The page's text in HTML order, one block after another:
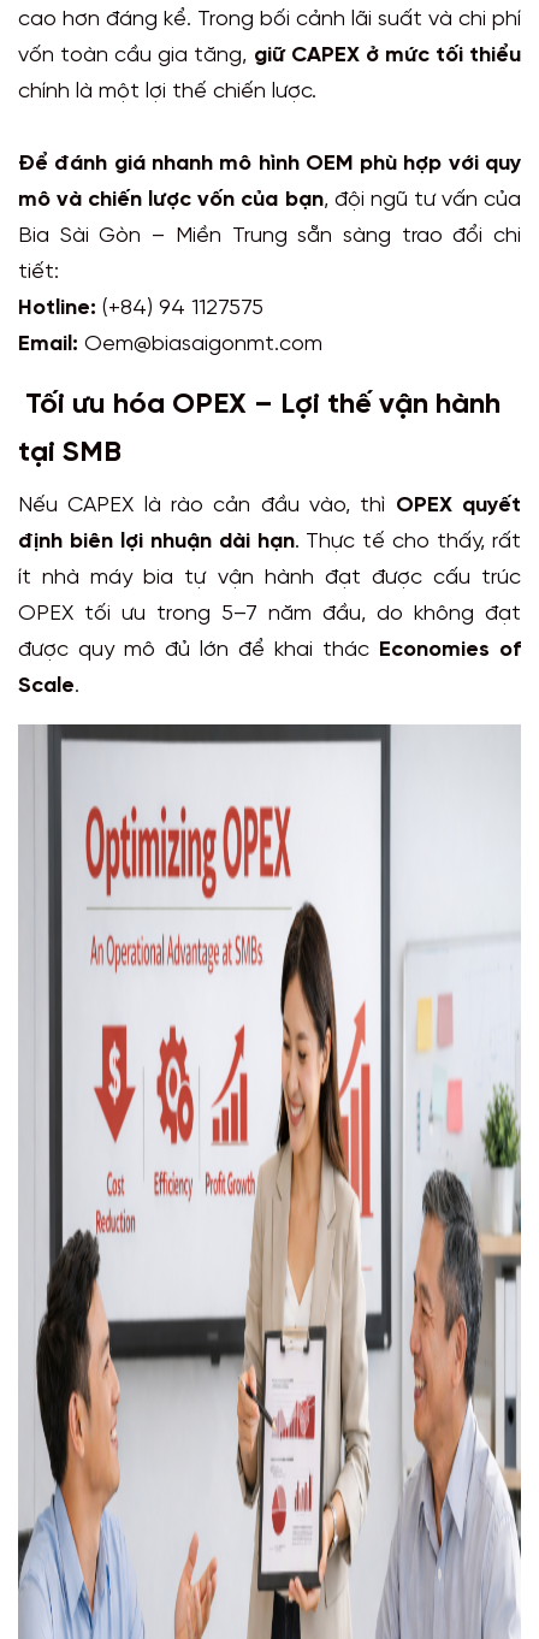
cao hơn đáng kể. Trong bối cảnh lãi suất và chi phí
vốn toàn cầu gia tăng, giữ CAPEX ở mức tối thiểu
chính là một lợi thế chiến lược.
Để đánh giá nhanh mô hình OEM phù hợp với quy
mô và chiến lược vốn của bạn, đội ngũ tư vấn của
Bia Sài Gòn – Miền Trung sẵn sàng trao đổi chi
tiết:
Hotline: (+84) 94 1127575
Email: Oem@biasaigonmt.com
Tối ưu hóa OPEX – Lợi thế vận hành
tại SMB
Nếu CAPEX là rào cản đầu vào, thì OPEX quyết
định biên lợi nhuận dài hạn. Thực tế cho thấy, rất
ít nhà máy bia tự vận hành đạt được cấu trúc
OPEX tối ưu trong 5–7 năm đầu, do không đạt
được quy mô đủ lớn để khai thác Economies of
Scale.